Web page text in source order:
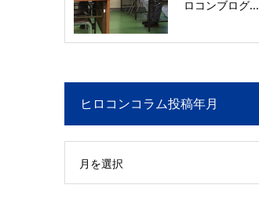
ロコンブログ...
ヒロコンコラム投稿年月
月を選択